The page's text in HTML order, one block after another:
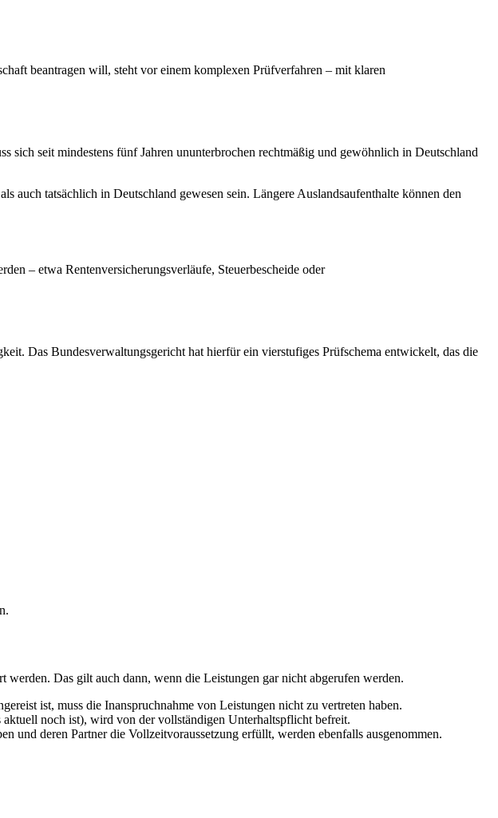
beantragen will, steht vor einem komplexen Prüfverfahren – mit klaren
sich seit mindestens fünf Jahren ununterbrochen rechtmäßig und gewöhnlich in Deutschland
auch tatsächlich in Deutschland gewesen sein. Längere Auslandsaufenthalte können den
– etwa Rentenversicherungsverläufe, Steuerbescheide oder
Das Bundesverwaltungsgericht hat hierfür ein vierstufiges Prüfschema entwickelt, das die
Das gilt auch dann, wenn die Leistungen gar nicht abgerufen werden.
ist, muss die Inanspruchnahme von Leistungen nicht zu vertreten haben.
noch ist), wird von der vollständigen Unterhaltspflicht befreit.
und deren Partner die Vollzeitvoraussetzung erfüllt, werden ebenfalls ausgenommen.